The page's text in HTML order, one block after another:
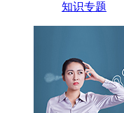
知识专题